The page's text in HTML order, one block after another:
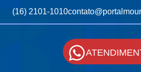
(16) 2101-1010